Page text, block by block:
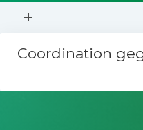
Menü
+
Mitmachen
Coordination